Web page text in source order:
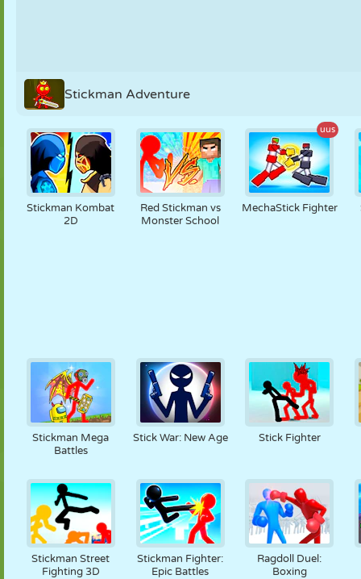
Stickman Adventure
Stickman Kombat
2D
Red Stickman vs
Monster School
uus
MechaStick Fighter
Stickman Mega
Battles
Stick War: New Age Stick Fighter
Stickman Street
Fighting 3D
Stickman Fighter:
Epic Battles
Ragdoll Duel:
Boxing